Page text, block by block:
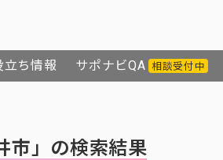
立ち情報 サポナビQA 相談受付中
市」の検索結果